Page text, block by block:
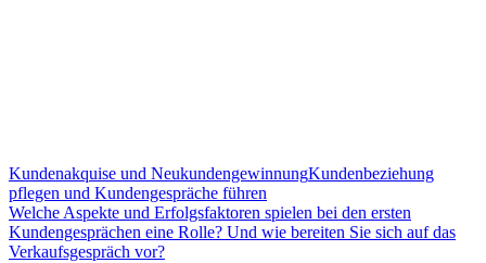
Kundenakquise und NeukundengewinnungKundenbeziehung
pflegen und Kundengespräche führen
Welche Aspekte und Erfolgsfaktoren spielen bei den ersten
Kundengesprächen eine Rolle? Und wie bereiten Sie sich auf das
Verkaufsgespräch vor?